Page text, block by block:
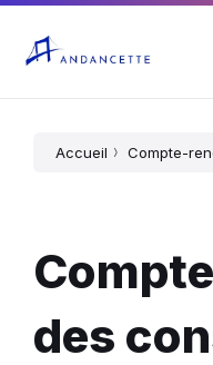
Accueil Compte-
des